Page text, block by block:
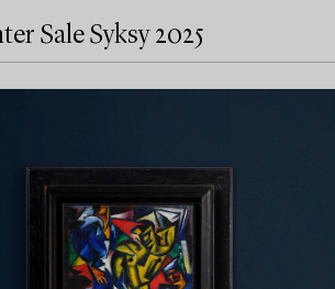
Sale Syksy 2025